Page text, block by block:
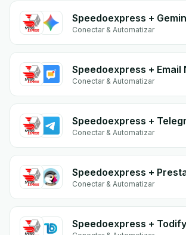
Speedoexpress +
Conectar & Automatizar
Conectar & Automatizar
Speedoexpress +
Conectar & Automatizar
Speedoexpress +
Conectar & Automatizar
Speedoexpress + Todify